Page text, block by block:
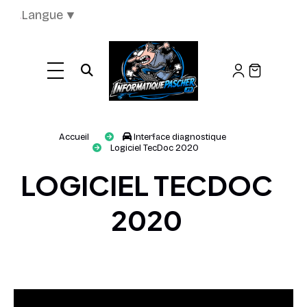
Ouvrir la recherche
Accueil
Interface diagnostique
Logiciel TecDoc 2020
LOGICIEL TECDOC
2020
Langue ▼